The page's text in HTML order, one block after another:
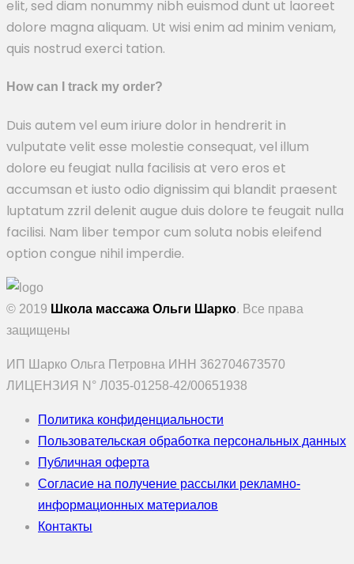
elit, sed diam nonummy nibh euismod dunt ut laoreet
dolore magna aliquam. Ut wisi enim ad minim veniam,
quis nostrud exerci tation.
How can I track my order?
Duis autem vel eum iriure dolor in hendrerit in
vulputate velit esse molestie consequat, vel illum
dolore eu feugiat nulla facilisis at vero eros et
accumsan et iusto odio dignissim qui blandit praesent
luptatum zzril delenit augue duis dolore te feugait nulla
facilisi. Nam liber tempor cum soluta nobis eleifend
option congue nihil imperdie.
© 2019 Школа массажа Ольги Шарко. Все права
защищены
ИП Шарко Ольга Петровна ИНН 362704673570
ЛИЦЕНЗИЯ N° Л035-01258-42/00651938
Политика конфиденциальности
Пользовательская обработка персональных данных
Публичная оферта
Согласие на получение рассылки рекламно-
информационных материалов
Контакты